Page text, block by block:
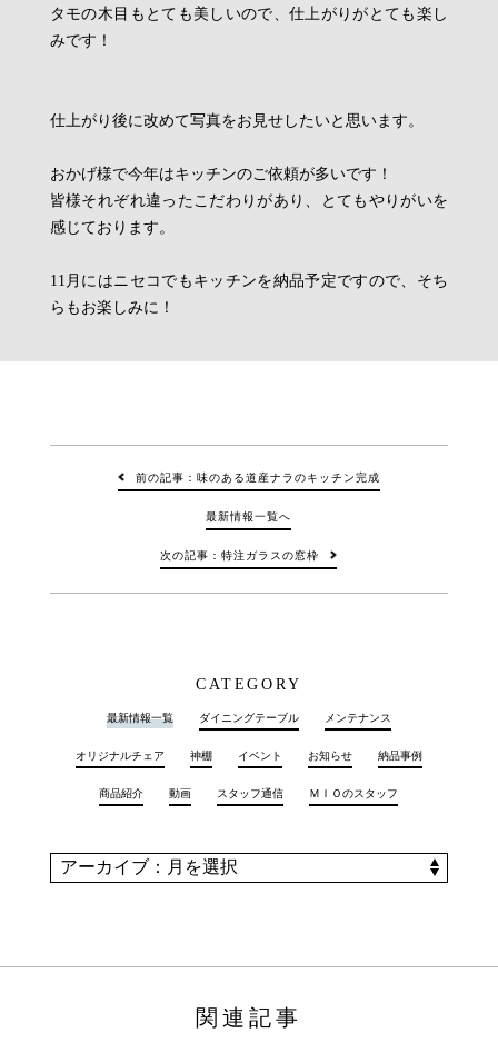
タモの木目もとても美しいので、仕上がりがとても楽し
みです！
仕上がり後に改めて写真をお見せしたいと思います。
おかげ様で今年はキッチンのご依頼が多いです！
皆様それぞれ違ったこだわりがあり、とてもやりがいを
感じております。
11月にはニセコでもキッチンを納品予定ですので、そち
らもお楽しみに！
前の記事：味のある道産ナラのキッチン完成
最新情報一覧へ
次の記事：特注ガラスの窓枠
CATEGORY
最新情報一覧 ダイニングテーブル メンテナンス
オリジナルチェア 神棚 イベント お知らせ 納品事例
商品紹介 動画 スタッフ通信 ＭＩＯのスタッフ
関連記事